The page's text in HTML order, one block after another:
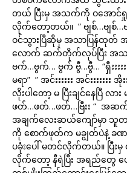
တယ် ပြီးမှ အသက်ကို ဝအောင်ရှု
လိုက်တော့တယ်။ ” ဗျစ်…ဗျစ်
ဝင်သွားပြီဆိုမှ အသာပြန်ထုတ်
လောက် ဆက်တိုက်လုပ်ပြီး အ
ဗက်…ဗွက်… ဗွက် ဗွီ…ဗွီ… “ရှီးးးး
မရာ” ” အင်းးးးးး အင်းးးးးးး
လိုးပါတော့ မ ပြီးချင်နေပြီ လ
ဖတ်…ဖတ်…ဖတ်…ဗြီးး “ အဆက်မ
အချက်လေးဆယ်ကျော်မှာ သူတ
ကို စောက်ဖုတ်က မချွတ်ပဲနဲ့ ခဏန
ပခုံးပေါ် မတင်လိုက်တယ်။ ပြီ
လိုက်တော့ နီရဲပြီး အရည်တွေ